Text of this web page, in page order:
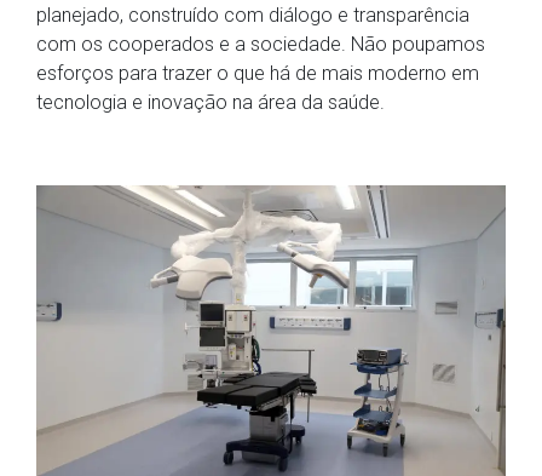
planejado, construído com diálogo e transparência
com os cooperados e a sociedade. Não poupamos
esforços para trazer o que há de mais moderno em
tecnologia e inovação na área da saúde.